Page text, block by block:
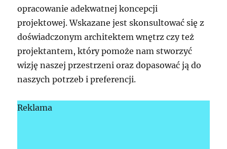
opracowanie adekwatnej koncepcji
projektowej. Wskazane jest skonsultować się z
doświadczonym architektem wnętrz czy też
projektantem, który pomoże nam stworzyć
wizję naszej przestrzeni oraz dopasować ją do
naszych potrzeb i preferencji.
Reklama